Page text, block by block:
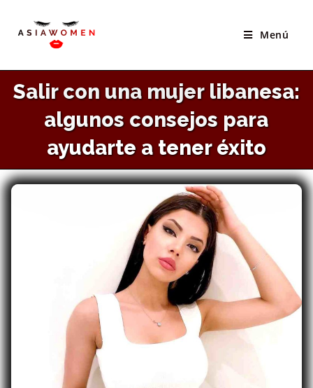
Menú
Salir con una mujer libanesa:
algunos consejos para
ayudarte a tener éxito